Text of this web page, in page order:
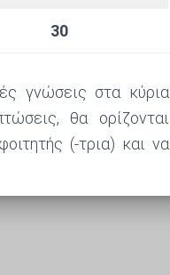
30
γνώσεις στα κύρια
θα ορίζονται
(-τρια) και να